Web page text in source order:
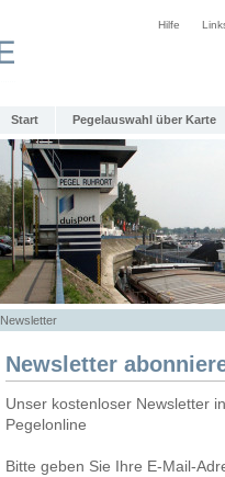
Hilfe
Start Pegelauswahl über Karte
Newsletter
Newsletter
Unser kostenloser Newsletter
Pegelonline
Bitte geben Sie Ihre E-Mail-